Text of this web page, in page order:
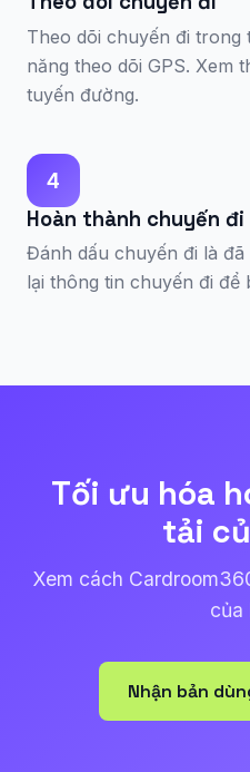
Theo dõi chuyến đi trong
năng theo dõi GPS. Xem
tuyến đường.
4
Hoàn thành chuyến đi
Đánh dấu chuyến đi là
lại thông tin chuyến đi để
Tối ưu hóa
tải
Xem cách
của
Nhận bản